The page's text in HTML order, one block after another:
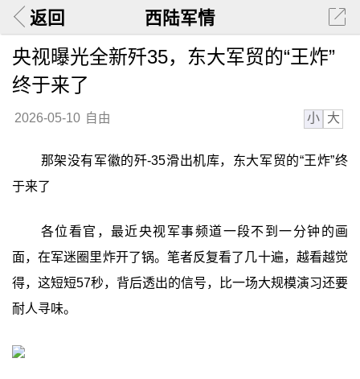
返回 西陆军情
央视曝光全新歼35，东大军贸的“王炸”
终于来了
2026-05-10 自由 小 大
那架没有军徽的歼-35滑出机库，东大军贸的“王炸”终
于来了
各位看官，最近央视军事频道一段不到一分钟的画
面，在军迷圈里炸开了锅。笔者反复看了几十遍，越看越觉
得，这短短57秒，背后透出的信号，比一场大规模演习还要
耐人寻味。